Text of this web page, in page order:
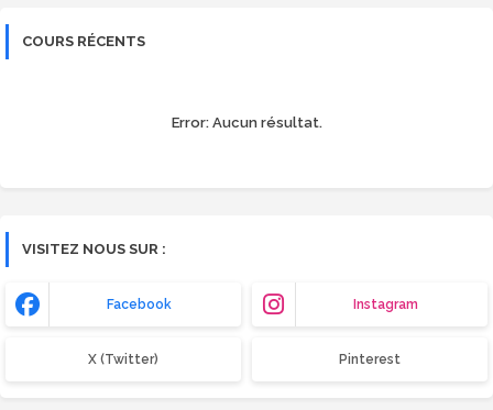
COURS RÉCENTS
Error:Aucun résultat.
VISITEZ NOUS SUR :
Facebook Instagram
X (Twitter) Pinterest